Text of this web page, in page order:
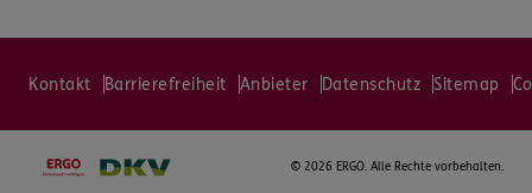
Kontakt Barrierefreiheit Anbieter Datenschutz Sitemap
© 2026 ERGO. Alle Rechte vorbehalten.